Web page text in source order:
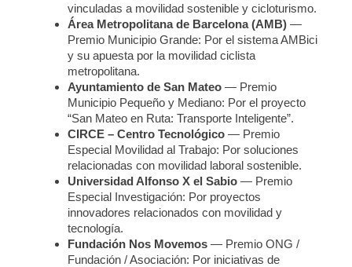
vinculadas a movilidad sostenible y cicloturismo.
Área Metropolitana de Barcelona (AMB) —
Premio Municipio Grande: Por el sistema AMBici
y su apuesta por la movilidad ciclista
metropolitana.
Ayuntamiento de San Mateo — Premio
Municipio Pequeño y Mediano: Por el proyecto
“San Mateo en Ruta: Transporte Inteligente”.
CIRCE – Centro Tecnológico — Premio
Especial Movilidad al Trabajo: Por soluciones
relacionadas con movilidad laboral sostenible.
Universidad Alfonso X el Sabio — Premio
Especial Investigación: Por proyectos
innovadores relacionados con movilidad y
tecnología.
Fundación Nos Movemos — Premio ONG /
Fundación / Asociación: Por iniciativas de